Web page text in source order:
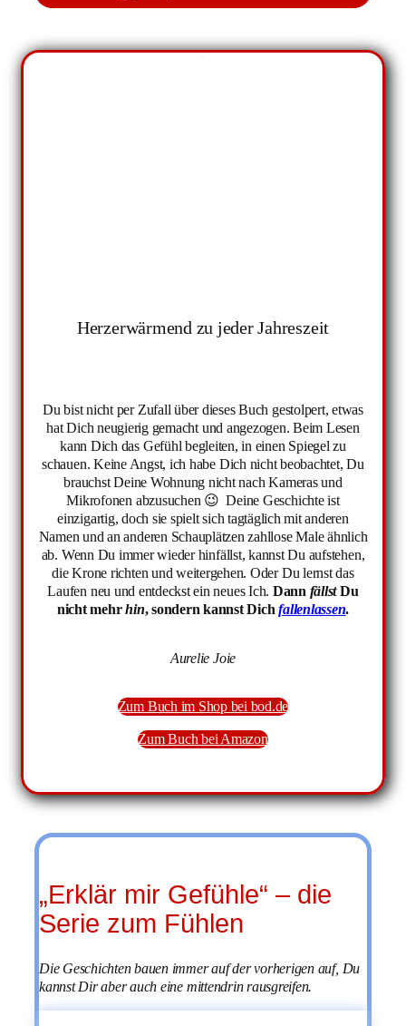
Herzerwärmend zu jeder Jahreszeit
Du bist nicht per Zufall über dieses Buch gestolpert, etwas
hat Dich neugierig gemacht und angezogen. Beim Lesen
kann Dich das Gefühl begleiten, in einen Spiegel zu
schauen. Keine Angst, ich habe Dich nicht beobachtet, Du
brauchst Deine Wohnung nicht nach Kameras und
Mikrofonen abzusuchen 😉 Deine Geschichte ist
einzigartig, doch sie spielt sich tagtäglich mit anderen
Namen und an anderen Schauplätzen zahllose Male ähnlich
ab. Wenn Du immer wieder hinfällst, kannst Du aufstehen,
die Krone richten und weitergehen. Oder Du lernst das
Laufen neu und entdeckst ein neues Ich. Dann fällstDu
nicht mehrhin, sondern kannst Dichfallenlassen.
Aurelie Joie
Zum Buch im Shop bei bod.de
Zum Buch bei Amazon
„Erklär mir Gefühle“ – die
Serie zum Fühlen
Die Geschichten bauen immer auf der vorherigen auf, Du
kannst Dir aber auch eine mittendrin rausgreifen.